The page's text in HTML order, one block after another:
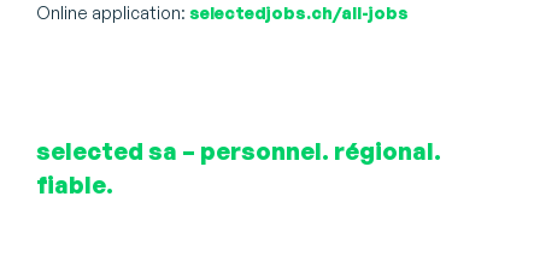
Online application: selectedjobs.ch/all-jobs
selected sa – personnel. régional.
fiable.